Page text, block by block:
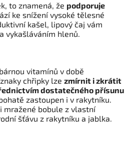
to znamená, že podporuje
ke snížení vysoké tělesné
kašel, lipový čaj vám
vykašláváním hlenů.
vitamínů v době
chřipky lze zmírnit i zkrátit
dostatečného přísunu
zastoupen i v rakytníku.
mražené bobule z vlastní
šťávu z rakytníku a jablka.